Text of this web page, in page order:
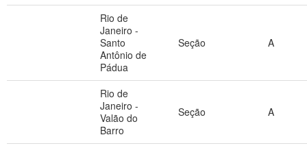
Rio de
Janeiro -
Santo
Antônio de
Pádua
Seção A
Rio de
Janeiro -
Valão do
Barro
Seção A